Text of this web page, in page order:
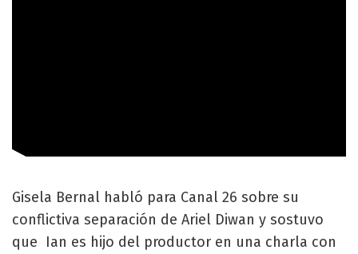
Gisela Bernal habló para Canal 26 sobre su
conflictiva separación de Ariel Diwan y sostuvo
que Ian es hijo del productor en una charla con